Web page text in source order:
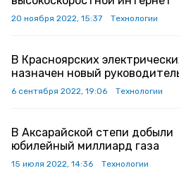
20 ноября 2022, 15:37 Технологии
В Красноярских
назначен новый
6 сентября 2022, 19:06 Технологии
В Аксарайской степи добыли
юбилейный миллиард газа
15 июля 2022, 14:36 Технологии